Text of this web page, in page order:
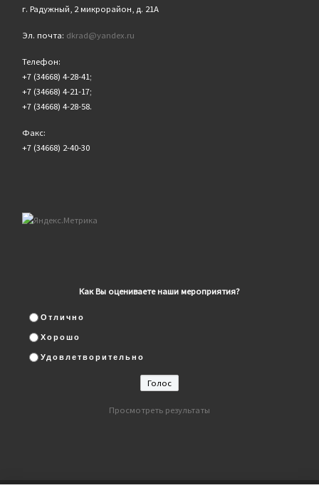
г. Радужный, 2 микрорайон, д. 21А
Эл. почта: dkrad@yandex.ru
Телефон:
+7 (34668) 4-28-41;
+7 (34668) 4-21-17;
+7 (34668) 4-28-58.
Факс:
+7 (34668) 2-40-30
Как Вы оцениваете наши мероприятия?
Отлично
Хорошо
Удовлетворительно
Просмотреть результаты